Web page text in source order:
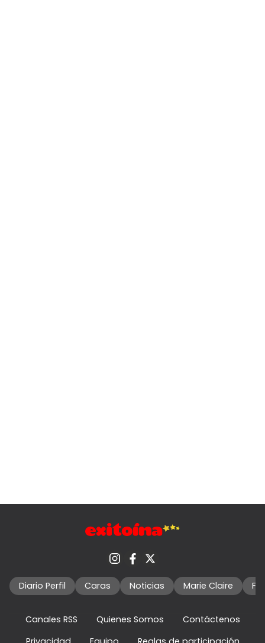
Diario Perfil Caras Noticias Marie Claire
Canales RSS Quienes Somos
Contáctenos